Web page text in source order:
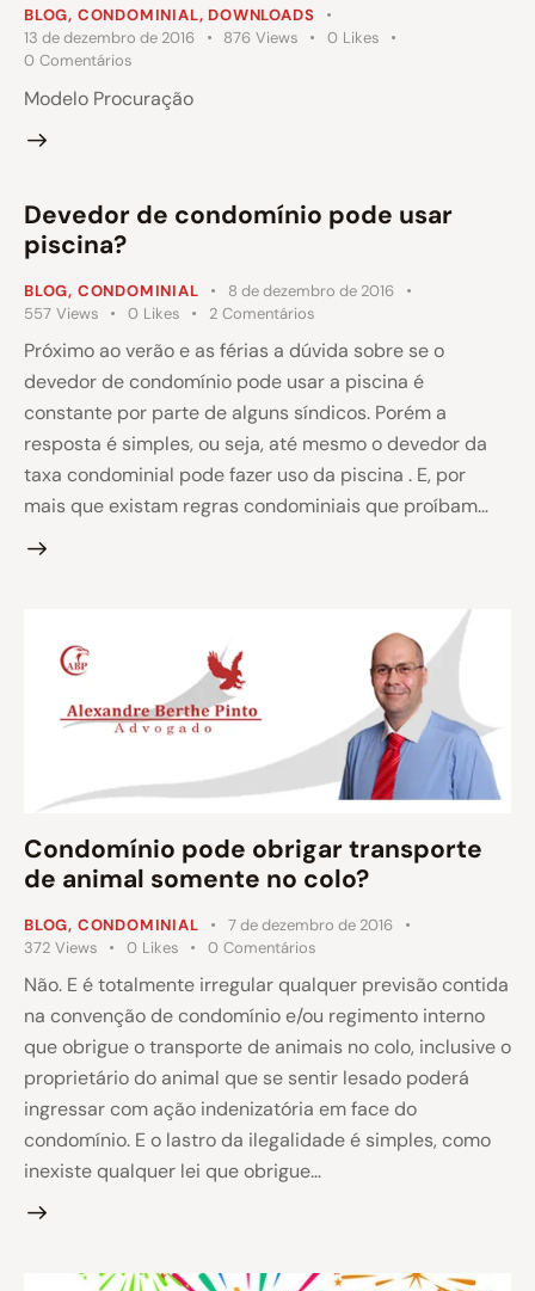
BLOG, CONDOMINIAL, DOWNLOADS
13 de dezembro de 2016
876 Views 0 Likes
0 Comentários
Modelo Procuração
Devedor de condomínio pode usar
piscina?
BLOG, CONDOMINIAL
8 de dezembro de 2016
557 Views 0 Likes 2 Comentários
Próximo ao verão e as férias a dúvida sobre se o
devedor de condomínio pode usar a piscina é
constante por parte de alguns síndicos. Porém a
resposta é simples, ou seja, até mesmo o devedor da
taxa condominial pode fazer uso da piscina . E, por
mais que existam regras condominiais que proíbam…
Condomínio pode obrigar transporte
de animal somente no colo?
BLOG, CONDOMINIAL
7 de dezembro de 2016
372 Views 0 Likes 0 Comentários
Não. E é totalmente irregular qualquer previsão contida
na convenção de condomínio e/ou regimento interno
que obrigue o transporte de animais no colo, inclusive o
proprietário do animal que se sentir lesado poderá
ingressar com ação indenizatória em face do
condomínio. E o lastro da ilegalidade é simples, como
inexiste qualquer lei que obrigue…